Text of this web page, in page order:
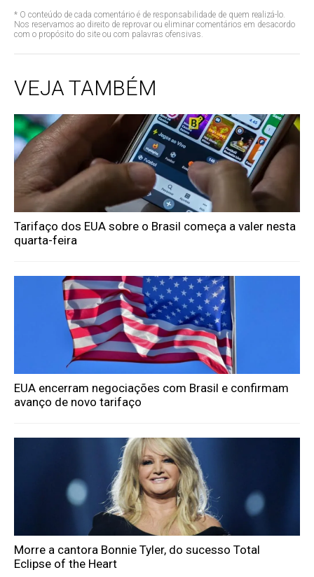
* O conteúdo de cada comentário é de responsabilidade de quem realizá-lo.
Nos reservamos ao direito de reprovar ou eliminar comentários em desacordo
com o propósito do site ou com palavras ofensivas.
VEJA TAMBÉM
Tarifaço dos EUA sobre o Brasil começa a valer nesta
quarta-feira
EUA encerram negociações com Brasil e confirmam
avanço de novo tarifaço
Morre a cantora Bonnie Tyler, do sucesso Total
Eclipse of the Heart